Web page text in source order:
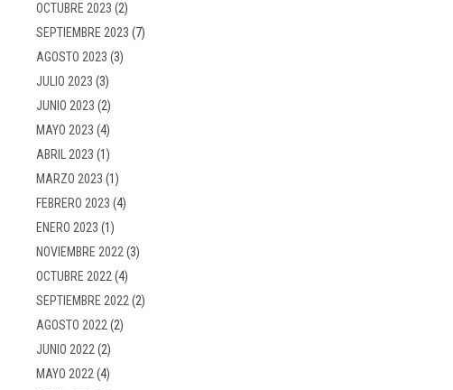
OCTUBRE 2023 (2)
SEPTIEMBRE 2023 (7)
AGOSTO 2023 (3)
JULIO 2023 (3)
JUNIO 2023 (2)
MAYO 2023 (4)
ABRIL 2023 (1)
MARZO 2023 (1)
FEBRERO 2023 (4)
ENERO 2023 (1)
NOVIEMBRE 2022 (3)
OCTUBRE 2022 (4)
SEPTIEMBRE 2022 (2)
AGOSTO 2022 (2)
JUNIO 2022 (2)
MAYO 2022 (4)